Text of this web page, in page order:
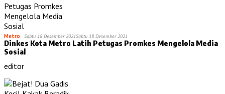
Metro Sabtu 18 Desember 2021Sabtu 18 Desember 2021
Dinkes Kota Metro Latih Petugas Promkes Mengelola Media
Sosial
editor